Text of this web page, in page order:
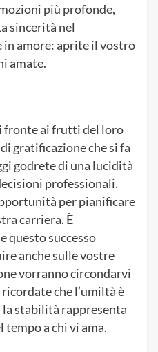
più profonde,
sincerità nel
in amore: aprite il vostro
amate.
fronte ai frutti del loro
gratificazione che si fa
godrete di una lucidità
professionali.
per pianificare
carriera. È
questo successo
anche sulle vostre
vorranno circondarvi
che l’umiltà è
stabilità rappresenta
a chi vi ama.